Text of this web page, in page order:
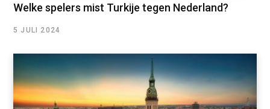
Welke spelers mist Turkije tegen Nederland?
5 JULI 2024